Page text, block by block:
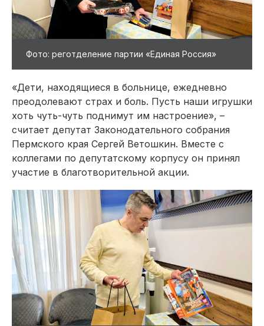
Фото: реготделение партии «Единая Россия»
«Дети, находящиеся в больнице, ежедневно
преодолевают страх и боль. Пусть наши игрушки
хоть чуть-чуть поднимут им настроение», –
считает депутат Законодательного собрания
Пермского края Сергей Ветошкин. Вместе с
коллегами по депутатскому корпусу он принял
участие в благотворительной акции.